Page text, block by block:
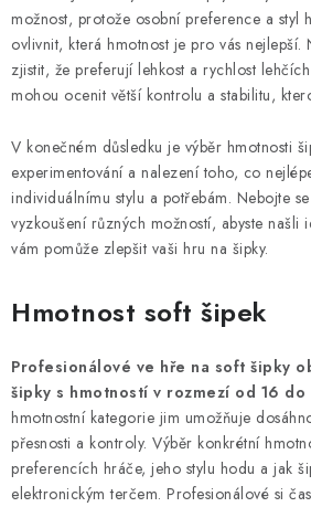
možnost, protože osobní preference a styl
ovlivnit, která hmotnost je pro vás nejlepší.
zjistit, že preferují lehkost a rychlost
mohou ocenit větší kontrolu a stabilitu,
V konečném důsledku je výběr hmotnosti
experimentování a nalezení toho, co
individuálnímu stylu a potřebám. Nebojte
vyzkoušení různých možností, abyste našli
vám pomůže zlepšit vaši hru na šipky.
Hmotnost soft šipek
Profesionálové ve hře na soft šipky
šipky s hmotností v rozmezí od 16 do
hmotnostní kategorie jim umožňuje
přesnosti a kontroly. Výběr konkrétní
preferencích hráče, jeho stylu hodu a jak
elektronickým terčem. Profesionálové si